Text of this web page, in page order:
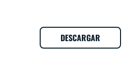
DESCARGAR